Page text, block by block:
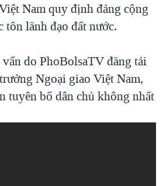
Nam quy định đảng cộng
tôn lãnh đạo đất nước.
do PhoBolsaTV đăng tải
Ngoại giao Việt Nam,
tuyên bố dân chủ không nhất